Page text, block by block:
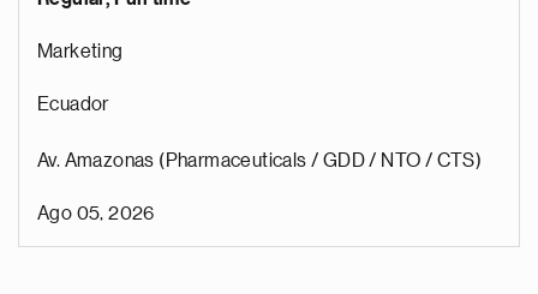
Marketing
Ecuador
Av. Amazonas (Pharmaceuticals / GDD / NTO / CTS)
Ago 05, 2026